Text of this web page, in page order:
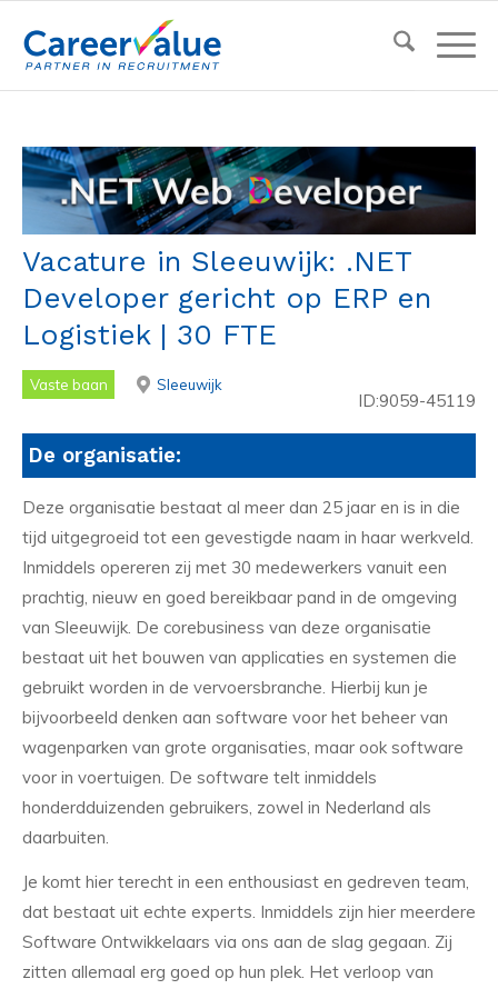
Vacature in Sleeuwijk: .NET
Developer gericht op ERP en
Logistiek | 30 FTE
Vaste baan Sleeuwijk
ID:9059-45119
De organisatie:
Deze organisatie bestaat al meer dan 25 jaar en is in die
tijd uitgegroeid tot een gevestigde naam in haar werkveld.
Inmiddels opereren zij met 30 medewerkers vanuit een
prachtig, nieuw en goed bereikbaar pand in de omgeving
van Sleeuwijk. De corebusiness van deze organisatie
bestaat uit het bouwen van applicaties en systemen die
gebruikt worden in de vervoersbranche. Hierbij kun je
bijvoorbeeld denken aan software voor het beheer van
wagenparken van grote organisaties, maar ook software
voor in voertuigen. De software telt inmiddels
honderdduizenden gebruikers, zowel in Nederland als
daarbuiten.
Je komt hier terecht in een enthousiast en gedreven team,
dat bestaat uit echte experts. Inmiddels zijn hier meerdere
Software Ontwikkelaars via ons aan de slag gegaan. Zij
zitten allemaal erg goed op hun plek. Het verloop van